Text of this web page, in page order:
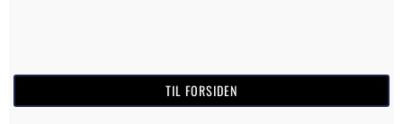
TIL FORSIDEN